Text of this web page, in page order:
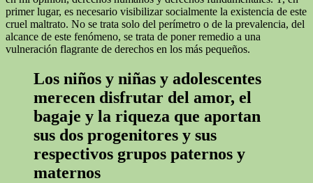
primer lugar, es necesario visibilizar socialmente la existencia de este
cruel maltrato. No se trata solo del perímetro o de la prevalencia, del
alcance de este fenómeno, se trata de poner remedio a una
vulneración flagrante de derechos en los más pequeños.
Los niños y niñas y adolescentes
merecen disfrutar del amor, el
bagaje y la riqueza que aportan
sus dos progenitores y sus
respectivos grupos paternos y
maternos